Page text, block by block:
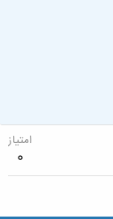
امتیاز
0